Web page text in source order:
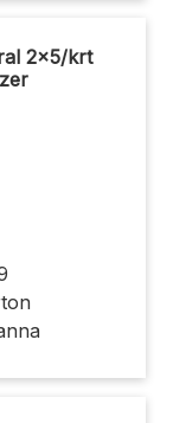
2x5/krt